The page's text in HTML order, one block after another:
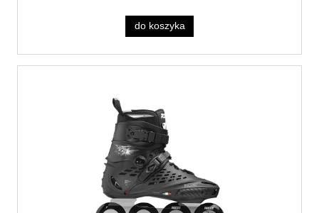
do koszyka